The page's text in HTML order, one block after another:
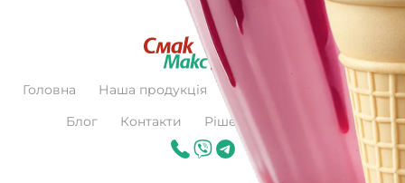
Головна Наша продукція Про нас
Сертифікат
Блог
Контакти Рішення для бізнесу